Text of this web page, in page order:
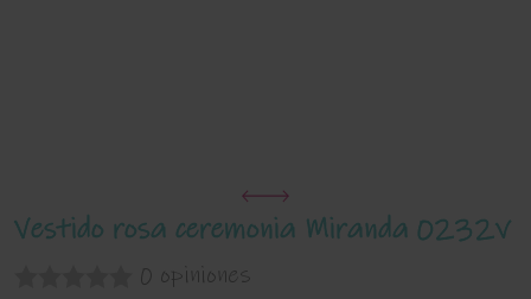
Vestido rosa ceremonia Miranda 0232v
0 opiniones